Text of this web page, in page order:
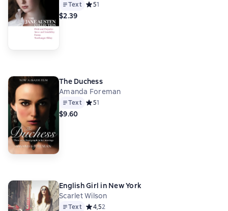
Text Средний рейтинг 5 на основе 1 оценок
51
$2.39
The Duchess
Amanda Foreman
Text Средний рейтинг 5 на основе 1 оценок
51
$9.60
English Girl in New York
Scarlet Wilson
Text Средний рейтинг 4,5 на основе 2 оценок
4,52